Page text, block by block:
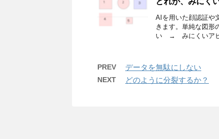
AIを用いた顔認証や
きます。単純な図形
い → みにくいア
PREV データを無駄にしない
NEXT どのように分裂するか？